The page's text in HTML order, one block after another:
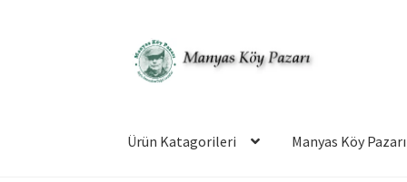
Dolaşıma
geç
İçeriğe
geç
Ürün Katagorileri Manyas Köy Pazarı